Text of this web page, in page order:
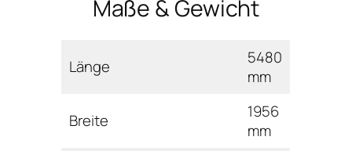
Maße & Gewicht
Länge
5480
mm
Breite
1956
mm